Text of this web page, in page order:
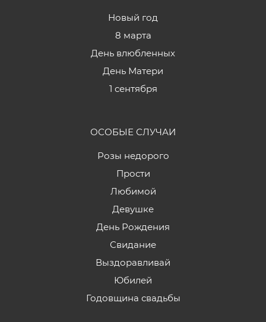
Новый год
8 марта
День влюбленных
День Матери
1 сентября
ОСОБЫЕ СЛУЧАИ
Розы недорого
Прости
Любимой
Девушке
День Рождения
Свидание
Выздоравливай
Юбилей
Годовщина свадьбы